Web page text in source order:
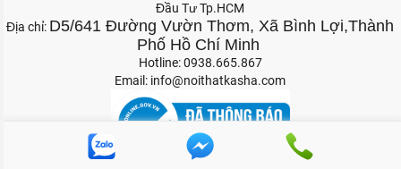
Đầu Tư Tp.HCM
Địa chỉ: D5/641 Đường Vườn Thơm, Xã Bình Lợi,Thành
Phố Hồ Chí Minh
Hotline: 0938.665.867
Email: info@noithatkasha.com